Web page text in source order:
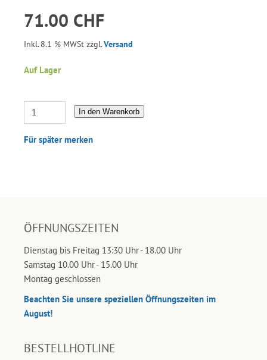
71.00 CHF
Inkl. 8.1 % MWSt zzgl.Versand
Auf Lager
In den Warenkorb
Für später merken
ÖFFNUNGSZEITEN
Dienstag bis Freitag 13:30 Uhr - 18.00 Uhr
Samstag 10.00 Uhr - 15.00 Uhr
Montag geschlossen
Beachten Sie unsere speziellen Öffnungszeiten im
August!
BESTELLHOTLINE